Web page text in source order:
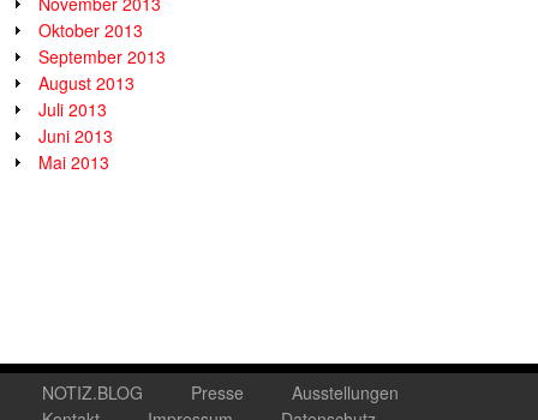
Oktober 2013
September 2013
August 2013
Juli 2013
Juni 2013
Mai 2013
NOTIZ.BLOG Presse
Ausstellungen